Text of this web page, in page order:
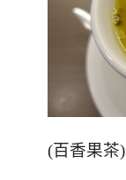
(百香果茶)